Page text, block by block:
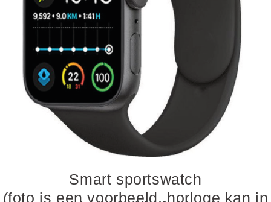
Smart sportswatch
(foto is een voorbeeld, horloge kan in